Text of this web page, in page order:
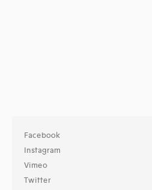
Facebook
Instagram
Vimeo
Twitter